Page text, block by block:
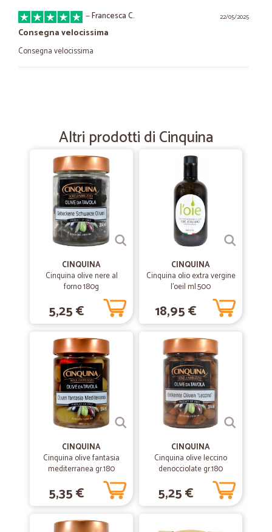
22/05/2025
—Francesca C.
Consegna velocissima
Consegna velocissima
—Carmen P.
Consegna nei tempi previsti
Consegna nei tempi previsti, ottimo imballaggio e prodotti perfetti.
Ottimo servizio
Ottimo servizio! Puntuale e consegnato con cura! Lo consiglio!!
Servizio eccellente
Servizio eccellente
—Leo M.
Piena fiducia
16/05/2019
Fabio F.
Molto buono
Altri prodotti di Cinquina
CINQUINA
Cinquina olive nere al
forno 180g
5,25 €
CINQUINA
Cinquina olio extra vergine
l'oeil ml.500
18,95 €
CINQUINA
Cinquina olive fantasia
mediterranea gr.180
5,35 €
CINQUINA
Cinquina olive leccino
denocciolate gr.180
5,25 €